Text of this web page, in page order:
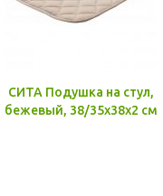
СИТА Подушка на стул,
бежевый, 38/35x38x2 см